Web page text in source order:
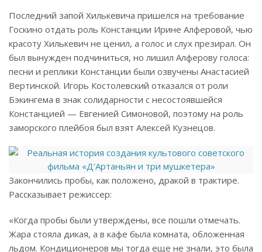
Последний запой Хилькевича пришелся на требование
Госкино отдать роль Констанции Ирине Алферовой, чью
красоту Хилькевич не ценил, а голос и слух презирал. Он
был вынужден подчиниться, но лишил Алферову голоса:
песни и реплики Констанции были озвучены Анастасией
Вертинской. Игорь Костолевский отказался от роли
Бэкингема в знак солидарности с несостоявшейся
Констанцией — Евгенией Симоновой, поэтому на роль
заморского плейбоя был взят Алексей Кузнецов.
Закончились пробы, как положено, дракой в трактире.
Рассказывает режиссер:
«Когда пробы были утверждены, все пошли отмечать.
Жара стояла дикая, а в кафе была комната, обложенная
льдом. Кондиционеров мы тогда еще не знали, это была